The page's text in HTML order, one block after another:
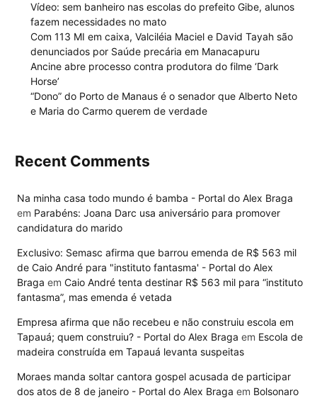
Vídeo: sem banheiro nas escolas do prefeito Gibe, alunos
fazem necessidades no mato
Com 113 MI em caixa, Valciléia Maciel e David Tayah são
denunciados por Saúde precária em Manacapuru
Ancine abre processo contra produtora do filme ‘Dark
Horse’
“Dono” do Porto de Manaus é o senador que Alberto Neto
e Maria do Carmo querem de verdade
Recent Comments
Na minha casa todo mundo é bamba - Portal do Alex Braga
em Parabéns: Joana Darc usa aniversário para promover
candidatura do marido
Exclusivo: Semasc afirma que barrou emenda de R$ 563 mil
de Caio André para "instituto fantasma' - Portal do Alex
Braga em Caio André tenta destinar R$ 563 mil para “instituto
fantasma”, mas emenda é vetada
Empresa afirma que não recebeu e não construiu escola em
Tapauá; quem construiu? - Portal do Alex Braga em Escola de
madeira construída em Tapauá levanta suspeitas
Moraes manda soltar cantora gospel acusada de participar
dos atos de 8 de janeiro - Portal do Alex Braga em Bolsonaro